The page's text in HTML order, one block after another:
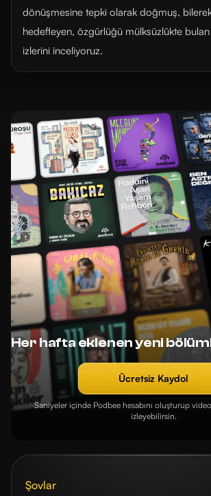
dönüşmesine tepki olarak doğmuş, bilerek
hedefleyen, özgürlüğü mülksüzlükte
izlerini inceliyoruz.
Her hafta eklenen yeni
Ücretsiz Kaydol
Saniyeler içinde Podbee hesabını oluşturup
izleyebilirsin.
Şovlar